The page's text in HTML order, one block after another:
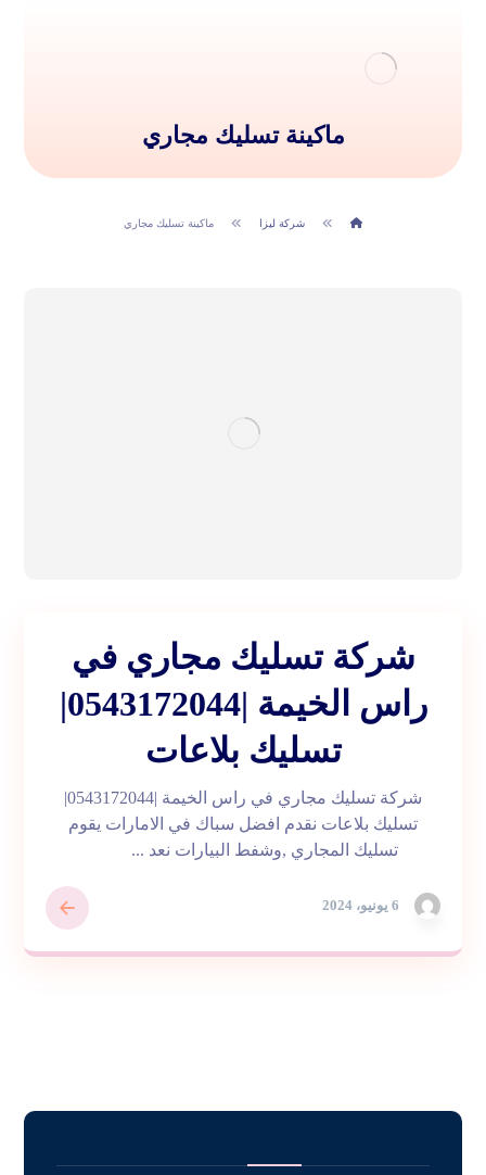
ماكينة تسليك مجاري
شركة ليزا ماكينة تسليك مجاري
شركة تسليك مجاري في
راس الخيمة |0543172044|
تسليك بلاعات
6 يونيو، 2024
شركة تسليك مجاري في راس الخيمة |0543172044|
تسليك بلاعات نقدم افضل سباك في الامارات يقوم
تسليك المجاري ,وشفط البيارات نعد ...